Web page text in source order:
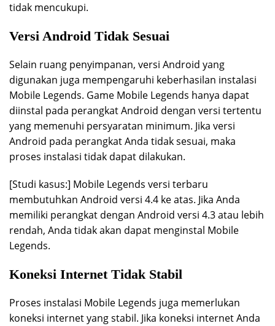
tidak mencukupi.
Versi Android Tidak Sesuai
Selain ruang penyimpanan, versi Android yang
digunakan juga mempengaruhi keberhasilan instalasi
Mobile Legends. Game Mobile Legends hanya dapat
diinstal pada perangkat Android dengan versi tertentu
yang memenuhi persyaratan minimum. Jika versi
Android pada perangkat Anda tidak sesuai, maka
proses instalasi tidak dapat dilakukan.
[Studi kasus:] Mobile Legends versi terbaru
membutuhkan Android versi 4.4 ke atas. Jika Anda
memiliki perangkat dengan Android versi 4.3 atau lebih
rendah, Anda tidak akan dapat menginstal Mobile
Legends.
Koneksi Internet Tidak Stabil
Proses instalasi Mobile Legends juga memerlukan
koneksi internet yang stabil. Jika koneksi internet Anda